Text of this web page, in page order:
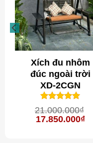
Xích đu nhôm
đúc ngoài trời
XD-2CGN
5
trên 5
dựa trên
1
đánh giá
21.000.000₫
Giá
17.850.000₫